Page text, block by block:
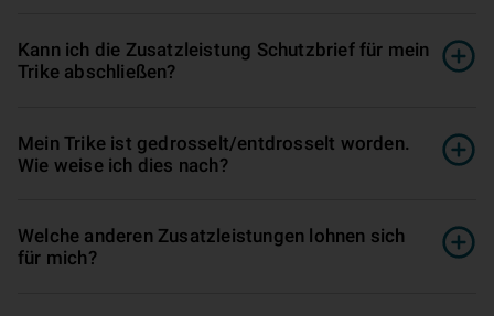
Kann ich die Zusatzleistung Schutzbrief für mein
Trike abschließen?
Mein Trike ist gedrosselt/entdrosselt worden.
Wie weise ich dies nach?
Welche anderen Zu­satz­leis­tung­en lohnen sich
für mich?